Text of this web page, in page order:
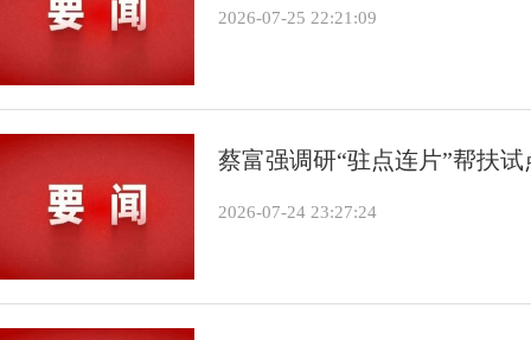
2026-07-25 22:21:09
蔡富强调研“驻点连片”帮扶试
2026-07-24 23:27:24